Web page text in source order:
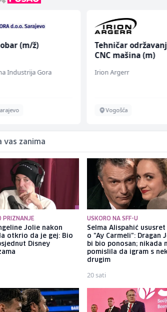
(m/ž)
Industrija Gora
Tehničar
CNC mašina (m)
Irion Argerr
Vogošća
vas zanima
PRIZNANJE
Jolie nakon
otkrio da je gej: Bio
Disney
USKORO NA SFF-U
Selma Alispahić
o "Ay Carmeli": Dragan
bi bio ponosan; nikada
pomislila da igram s
drugim
20 sati